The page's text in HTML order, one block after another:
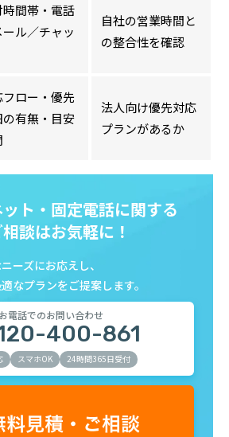
時間帯・電話
ール／チャッ
自社の営業時間と
の整合性を確認
フロー・優先
の有無・目安
法人向け優先対応
プランがあるか
ト・固定電話に関する
談はお気軽に！
ーズにお応えし、
なプランをご提案します。
お電話でのお問い合わせ
400-861
スマホOK 24時間365日受付